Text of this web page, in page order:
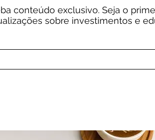
conteúdo exclusivo. Seja o
sobre investimentos e